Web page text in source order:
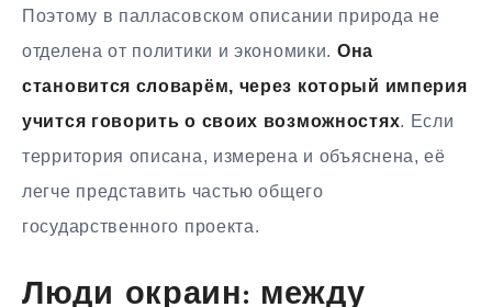
Поэтому в палласовском описании природа не
отделена от политики и экономики. Она
становится словарём, через который империя
учится говорить о своих возможностях. Если
территория описана, измерена и объяснена, её
легче представить частью общего
государственного проекта.
Люди окраин: между